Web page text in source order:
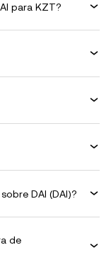
para KZT?
DAI (DAI)?
de